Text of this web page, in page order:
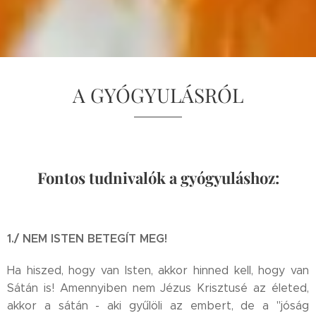
A GYÓGYULÁSRÓL
Fontos tudnivalók a gyógyuláshoz:
1./ NEM ISTEN BETEGÍT MEG!
Ha hiszed, hogy van Isten, akkor hinned kell, hogy van
Sátán is! Amennyiben nem Jézus Krisztusé az életed,
akkor a sátán - aki gyűlöli az embert, de a "jóság